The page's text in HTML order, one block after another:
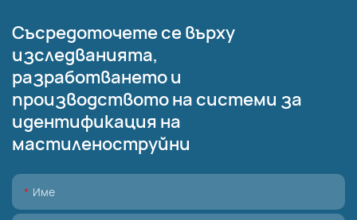
Съсредоточете се върху
изследванията,
разработването и
производството на системи за
идентификация на
мастиленоструйни
Име